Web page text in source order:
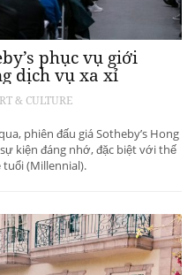
phục vụ giới
dịch vụ xa xỉ
& CULTURE
phiên đấu giá Sotheby’s Hong
kiện đáng nhớ, đặc biệt với thế
(Millennial).